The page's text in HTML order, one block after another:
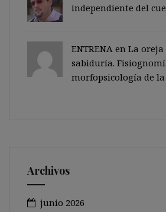
independiente del
ENTRENA en La oreja
sabiduría.
morfopsicología de
Archivos
junio 2026